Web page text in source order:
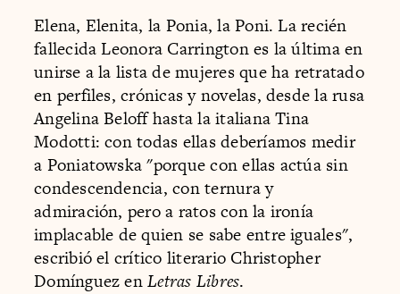
Elena, Elenita, la Ponia, la Poni. La recién
fallecida Leonora Carrington es la última en
unirse a la lista de mujeres que ha retratado
en perfiles, crónicas y novelas, desde la rusa
Angelina Beloff hasta la italiana Tina
Modotti: con todas ellas deberíamos medir
a Poniatowska "porque con ellas actúa sin
condescendencia, con ternura y
admiración, pero a ratos con la ironía
implacable de quien se sabe entre iguales",
escribió el crítico literario Christopher
Domínguez enLetras Libres.